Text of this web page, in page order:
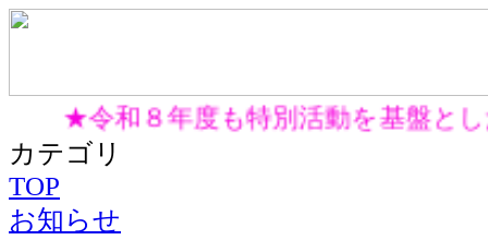
★令和８年度も特別活動を基盤と
カテゴリ
TOP
お知らせ